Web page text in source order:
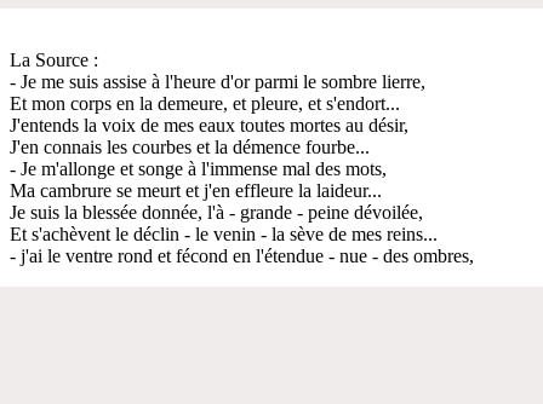
La Source :
- Je me suis assise à l'heure d'or parmi le sombre lierre,
Et mon corps en la demeure, et pleure, et s'endort...
J'entends la voix de mes eaux toutes mortes au désir,
J'en connais les courbes et la démence fourbe...
- Je m'allonge et songe à l'immense mal des mots,
Ma cambrure se meurt et j'en effleure la laideur...
Je suis la blessée donnée, l'à - grande - peine dévoilée,
Et s'achèvent le déclin - le venin - la sève de mes reins...
- j'ai le ventre rond et fécond en l'étendue - nue - des ombres,